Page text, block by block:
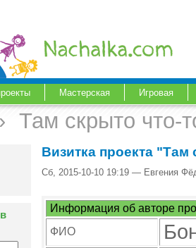
Мастерская Игровая
› Там скрыто что-
Визитка проекта "Там
Сб, 2015-10-10 19:19 — Евгения
Информация об авторе
ФИО